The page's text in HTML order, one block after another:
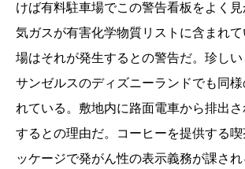
けば有料駐車場でこの警告看板をよく
気ガスが有害化学物質リストに含まれ
場はそれが発生するとの警告だ。珍し
サンゼルスのディズニーランドでも同
れている。敷地内に路面電車から排出
するとの理由だ。コーヒーを提供する
ッケージで発がん性の表示義務が課さ